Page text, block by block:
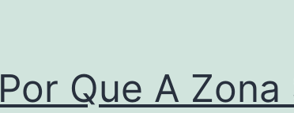
Por Que A Zona